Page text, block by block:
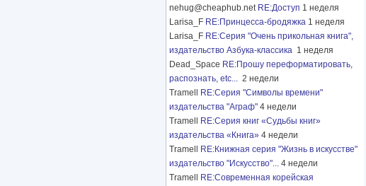
nehug@cheaphub.net RE:Доступ 1 неделя
Larisa_F RE:Принцесса-бродяжка 1 неделя
Larisa_F RE:Серия "Очень прикольная книга",
издательство Азбука-классика 1 неделя
Dead_Space RE:Прошу переформатировать,
распознать, etc... 2 недели
Tramell
RE:Серия "Символы времени"
издательства "Аграф" 4 недели
Tramell
RE:Серия книг «Судьбы книг»
издательства «Книга» 4 недели
Tramell
RE:Книжная серия "Жизнь в искусстве"
издательство "Искусство"... 4 недели
Tramell
RE:Современная корейская